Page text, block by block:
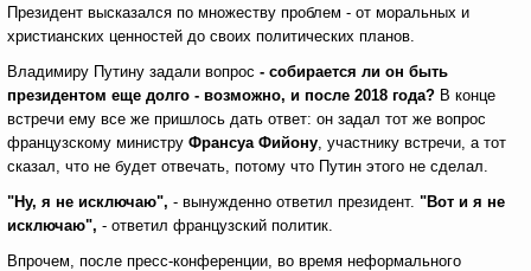
Президент высказался по множеству проблем - от моральных и
христианских ценностей до своих политических планов.
Владимиру Путину задали вопрос - собирается ли он быть
президентом еще долго - возможно, и после 2018 года? В конце
встречи ему все же пришлось дать ответ: он задал тот же вопрос
французскому министру Франсуа Фийону, участнику встречи, а тот
сказал, что не будет отвечать, потому что Путин этого не сделал.
"Ну, я не исключаю", - вынужденно ответил президент. "Вот и я не
исключаю", - ответил французский политик.
Впрочем, после пресс-конференции, во время неформального